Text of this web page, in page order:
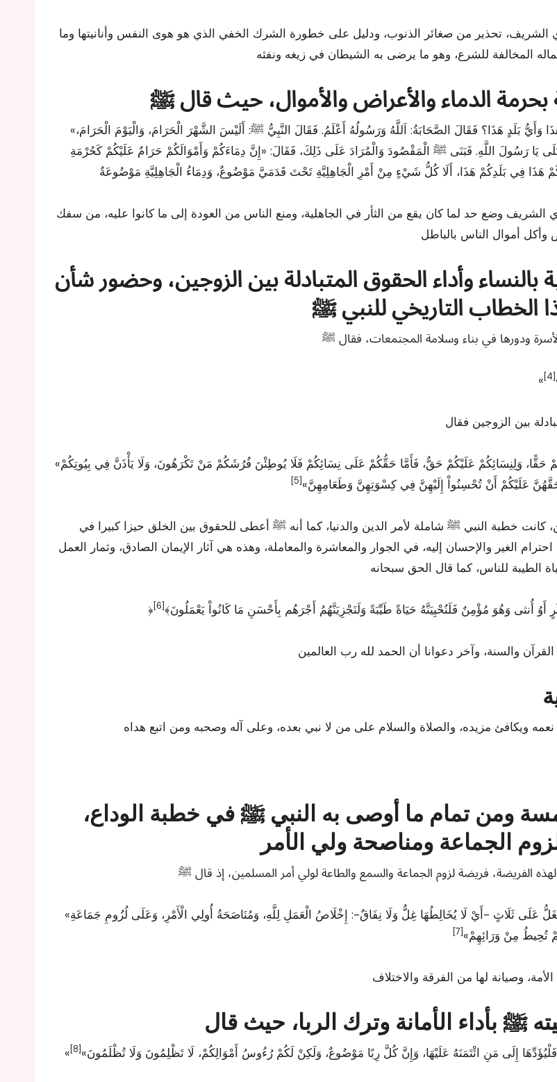
الشريف، تحذير من صغائر الذنوب، ودليل على خطورة الشرك الخفي الذي هو هوى النفس وأنانيتها وما
«أَيُّ يَوْمٍ هَذَا وَأَيُّ شَهْرٍ هَذَا وَأَيُّ بَلَدٍ هَذَا؟ فَقَالَ الصَّحَابَةُ: اَللَّهُ وَرَسُولُهُ أَعْلَمُ. فَقَالَ النَّبِيُّ ﷺ: أَلَيْسَ الشَّهْرَ الْحَرَامَ، وَالْيَوْمَ الْحَرَامَ،
بَلَى يَا رَسُولَ اللَّهِ. فَبَنَى ﷺ الْمَقْصُودَ وَالْمُرَادَ عَلَى ذَلِكَ، فَقَالَ: «إِنَّ دِمَاءَكُمْ وَأَمْوَالَكُمْ حَرَامٌ عَلَيْكُمْ كَحُرْمَةِ
الشريف وضع حد لما كان يقع من الثأر في الجاهلية، ومنع الناس من العودة إلى ما كانوا عليه، من سفك
بالنساء وأداء الحقوق المتبادلة بين الزوجين، وحضور شأن
الخطاب التاريخي للنبي ﷺ
[4]
«أَلَا وَإِنَّ لَكُمْ عَلَى نِسَائِكُمْ حَقًّا، وَلِنِسَائِكُمْ عَلَيْكُمْ حَقٌّ، فَأَمَّا حَقُّكُمْ عَلَى نِسَائِكُمْ فَلَا يُوطِئْنَ فُرُشَكُمْ مَنْ تَكْرَهُونَ، وَلَا يَأْذَنَّ فِي بِيُوتِكُمْ
عَلَيْكُمْ أَنْ تُحْسِنُواْ إِلَيْهِنَّ فِي كِسْوَتِهِنَّ وَطَعَامِهِنَّ»[5]
كانت خطبة النبي ﷺ شاملة لأمر الدين والدنيا، كما أنه ﷺ أعطى للحقوق بين الخلق حيزا كبيرا في
الغير والإحسان إليه، في الجوار والمعاشرة والمعاملة، وهذه هي آثار الإيمان الصادق، وثمار العمل
أُنثى وَهُوَ مُؤْمِنٌ فَلَنُحْيِيَنَّهُ حَيَاةً طَيِّبَةً وَلَنَجْزِيَنَّهُمُ أَجْرَهُم بِأَحْسَنِ مَا كَانُواْ يَعْمَلُونَ﴾[6]
ومن تمام ما أوصى به النبي ﷺ في خطبة الوداع،
الجماعة ومناصحة ولي الأمر
«وَاعْلَمُواْ أَنَّ الْقُلُوبَ لَا تُغَلُّ عَلَى ثَلَاثٍ -أَيْ لَا يُخَالِطُهَا غِلٌّ وَلَا نِفَاقٌ-: إِخْلَاصُ الْعَمَلِ لِلَّهِ، وَمُنَاصَحَةُ أُولِي الْأَمْرِ، وَعَلَى لُزُومِ جَمَاعَةِ
تُحِيطُ مِنْ وَرَائِهِمْ»[7]
إِلَى مَنِ ائْتَمَنَهُ عَلَيْهَا، وَإِنَّ كُلَّ رِبًا مَوْضُوعٌ، وَلَكِنْ لَكُمْ رُءُوسُ أَمْوَالِكُمْ، لَا تَظْلِمُونَ وَلَا تُظْلَمُونَ»[8]